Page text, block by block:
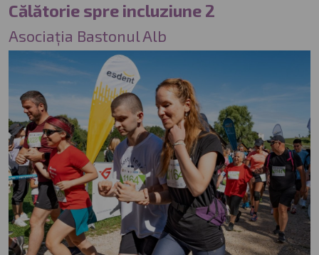
Călătorie spre incluziune 2
Asociația Bastonul Alb